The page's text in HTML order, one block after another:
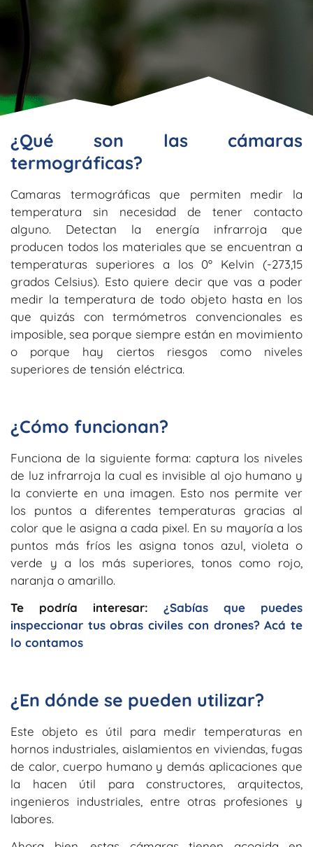
¿Qué son las cámaras
termográficas?
Camaras termográficas que permiten medir la
temperatura sin necesidad de tener contacto
alguno. Detectan la energía infrarroja que
producen todos los materiales que se encuentran a
temperaturas superiores a los 0º Kelvin (-273,15
grados Celsius). Esto quiere decir que vas a poder
medir la temperatura de todo objeto hasta en los
que quizás con termómetros convencionales es
imposible, sea porque siempre están en movimiento
o porque hay ciertos riesgos como niveles
superiores de tensión eléctrica.
¿Cómo funcionan?
Funciona de la siguiente forma: captura los niveles
de luz infrarroja la cual es invisible al ojo humano y
la convierte en una imagen. Esto nos permite ver
los puntos a diferentes temperaturas gracias al
color que le asigna a cada pixel. En su mayoría a los
puntos más fríos les asigna tonos azul, violeta o
verde y a los más superiores, tonos como rojo,
naranja o amarillo.
Te podría interesar: ¿Sabías que puedes
inspeccionar tus obras civiles con drones? Acá te
lo contamos
¿En dónde se pueden utilizar?
Este objeto es útil para medir temperaturas en
hornos industriales, aislamientos en viviendas, fugas
de calor, cuerpo humano y demás aplicaciones que
la hacen útil para constructores, arquitectos,
ingenieros industriales, entre otras profesiones y
labores.